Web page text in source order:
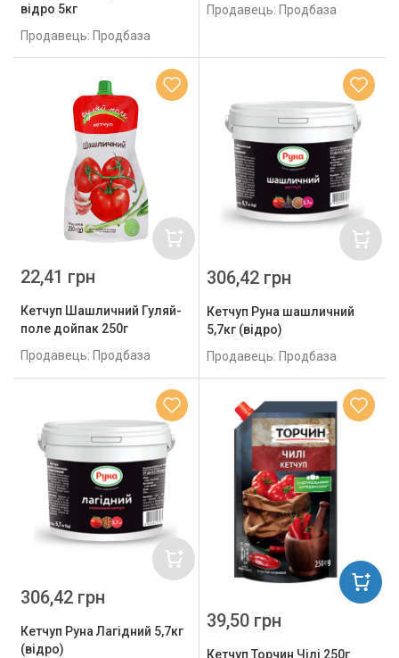
відро 5кг
Продавець: Продбаза
Продавець: Продбаза
Кетчуп Шашличний Гуляй-
поле дойпак 250г
Продавець: Продбаза
22,41 грн
Кетчуп Руна шашличний
5,7кг (відро)
Продавець: Продбаза
306,42 грн
Кетчуп Руна Лагідний 5,7кг
(відро)
306,42 грн
Кетчуп Торчин Чілі 250г
39,50 грн